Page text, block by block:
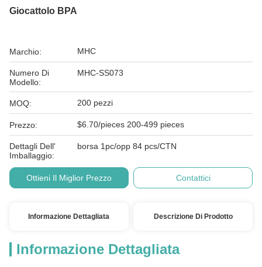
Giocattolo BPA
Marchio: MHC
Numero Di
Modello:
MHC-SS073
MOQ: 200 pezzi
Prezzo: $6.70/pieces 200-499 pieces
Dettagli Dell'
Imballaggio:
borsa 1pc/opp 84 pcs/CTN
Ottieni Il Miglior Prezzo Contattici
Informazione Dettagliata Descrizione Di Prodotto
Informazione Dettagliata